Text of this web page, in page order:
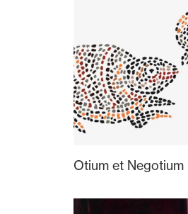
Otium et Negotium